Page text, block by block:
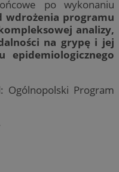
po wykonaniu
wdrożenia programu
analizy,
na grypę i jej
epidemiologicznego
Program